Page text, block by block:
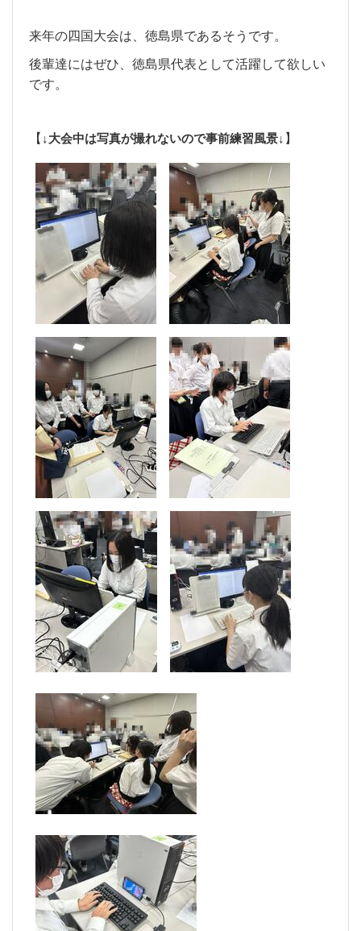
来年の四国大会は、徳島県であるそうです。
後輩達にはぜひ、徳島県代表として活躍して欲しい
です。
【 ↓大会中は写真が撮れないので事前練習風景↓ 】